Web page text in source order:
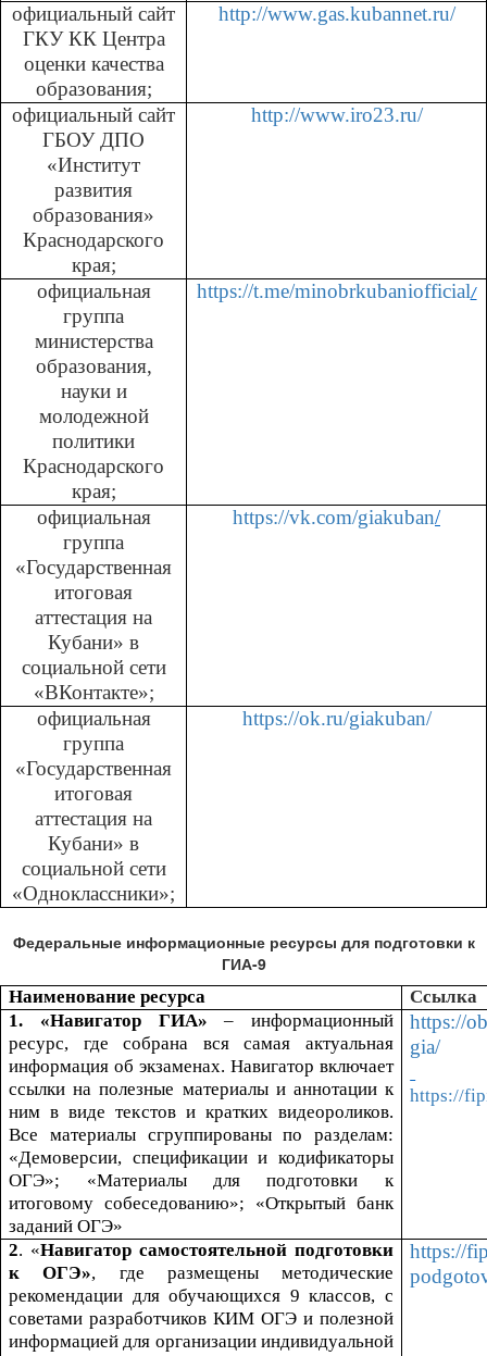
официальный сайт
ГКУ КК Центра
оценки качества
образования;
http://www.gas.kubannet.ru/
официальный сайт
ГБОУ ДПО
«Институт
развития
образования»
Краснодарского
края;
http://www.iro23.ru/
официальная
группа
министерства
образования,
науки и
молодежной
политики
Краснодарского
края;
https://t.me/minobrkubaniofficial/
официальная
группа
«Государственная
итоговая
аттестация на
Кубани» в
социальной сети
«ВКонтакте»;
https://vk.com/giakuban/
официальная
группа
«Государственная
итоговая
аттестация на
Кубани» в
социальной сети
«Одноклассники»;
https://ok.ru/giakuban/
Федеральные информационные ресурсы для подготовки к
ГИА-9
Наименование ресурса
Ссылка
1. «Навигатор ГИА»– информационный
ресурс, где собрана вся самая актуальная
информация об экзаменах. Навигатор включает
ссылки на полезные материалы и аннотации к
ним в виде текстов и кратких видеороликов.
Все материалы сгруппированы по разделам:
«Демоверсии, спецификации и кодификаторы
ОГЭ»; «Материалы для подготовки к
итоговому собеседованию»; «Открытый банк
заданий ОГЭ»
https://
gia/
https://
2. «Навигатор самостоятельной подготовки
к ОГЭ», где размещены методические
рекомендации для обучающихся 9 классов, с
советами разработчиков КИМ ОГЭи полезной
информацией для организации индивидуальной
https://